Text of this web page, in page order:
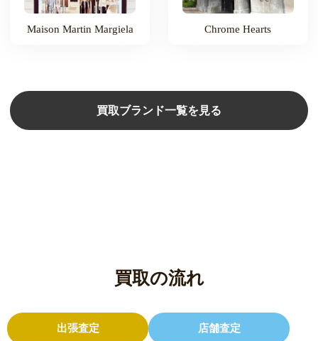
Maison Martin Margiela Chrome Hearts
買取ブランド一覧を見る
買取の流れ
出張査定 店舗査定